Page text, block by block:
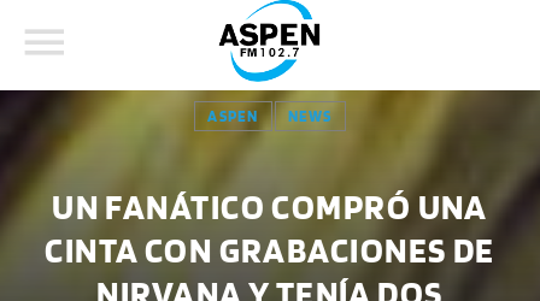
BUSCAR EN EL SITIO:
COMPARTE ESTA PÁGINA EN:
ASPEN NEWS
UN FANÁTICO COMPRÓ UNA
CINTA CON GRABACIONES DE